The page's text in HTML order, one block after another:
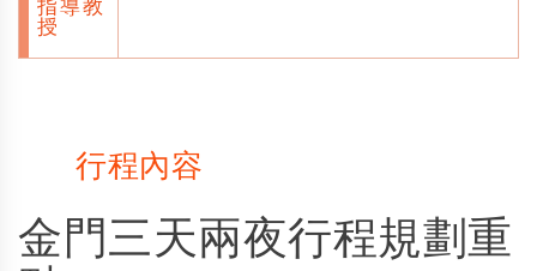
指導教
授
行程內容
金門三天兩夜行程規劃重